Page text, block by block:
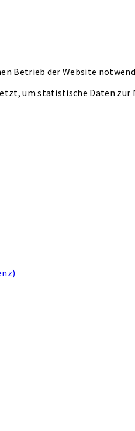
Betrieb der Website
um statistische Daten